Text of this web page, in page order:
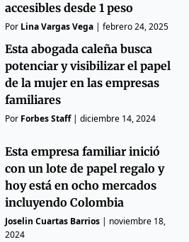
accesibles desde 1 peso
Por Lina Vargas Vega |febrero 24, 2025
Esta abogada caleña busca
potenciar y visibilizar el papel
de la mujer en las empresas
familiares
Por Forbes Staff|diciembre 14, 2024
Esta empresa familiar inició
con un lote de papel regalo y
hoy está en ocho mercados
incluyendo Colombia
Joselin Cuartas Barrios | noviembre 18,
2024